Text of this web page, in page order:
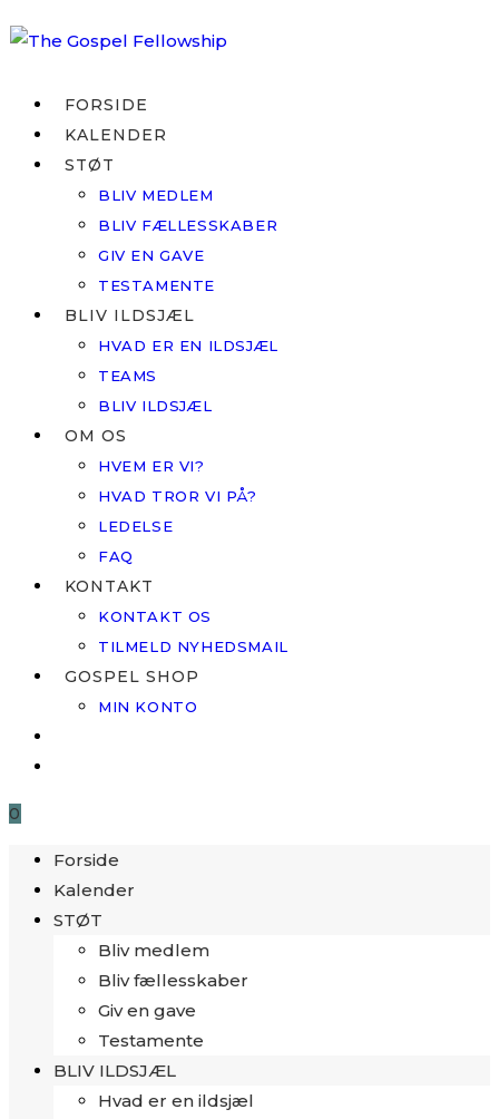
Skip
FORSIDE
KALENDER
STØT
BLIV MEDLEM
BLIV FÆLLESSKABER
GIV EN GAVE
TESTAMENTE
BLIV ILDSJÆL
HVAD ER EN ILDSJÆL
TEAMS
BLIV ILDSJÆL
OM OS
HVEM ER VI?
HVAD TROR VI PÅ?
LEDELSE
FAQ
KONTAKT
KONTAKT OS
TILMELD NYHEDSMAIL
GOSPEL SHOP
MIN KONTO
0
Forside
Kalender
STØT
Bliv medlem
Bliv fællesskaber
Giv en gave
Testamente
BLIV ILDSJÆL
Hvad er en ildsjæl